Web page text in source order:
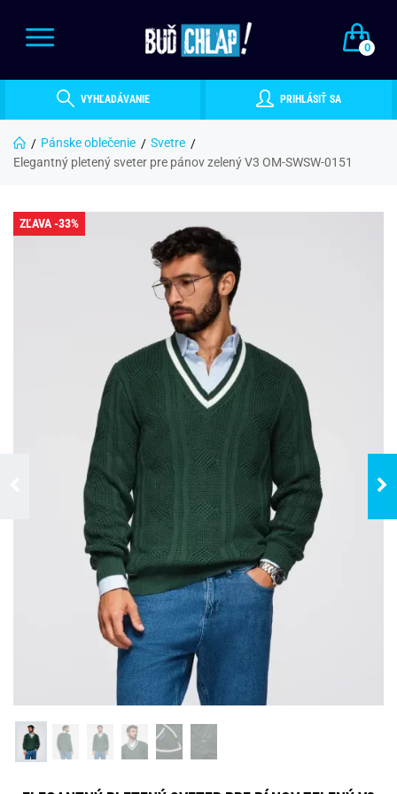
0
VYHĽADÁVANIE PRIHLÁSIŤ SA
Pánske oblečenie
Svetre
Elegantný pletený sveter pre pánov zelený V3 OM-SWSW-0151
ZĽAVA -33%